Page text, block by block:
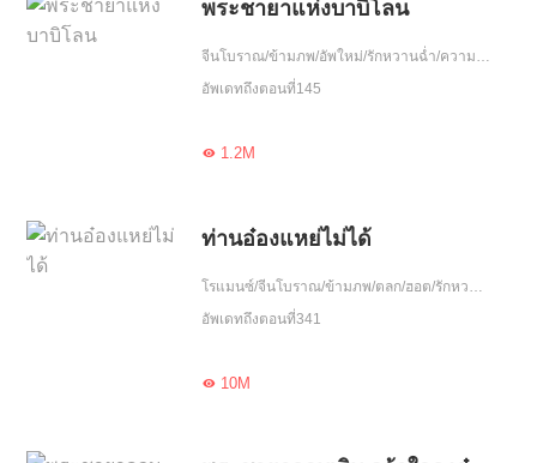
พระชายาแห่งบาบิโลน
จีนโบราณ/ข้ามภพ/อัพใหม่/รักหวานฉ่ำ/ความรัก/เอาแต่ใจ/โชคชะตา/จบ
อัพเดทถึงตอนที่145
1.2M
ท่านอ๋องแหย่ไม่ได้
โรแมนซ์/จีนโบราณ/ข้ามภพ/ตลก/ฮอต/รักหวานฉ่ำ/ความรัก/จบ
อัพเดทถึงตอนที่341
10M